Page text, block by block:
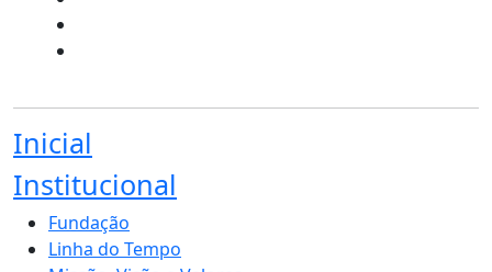
Inicial
Institucional
Fundação
Linha do Tempo